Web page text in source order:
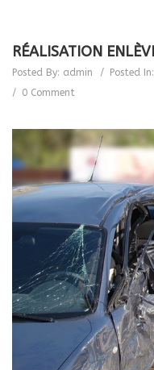
RÉALISATION
Posted By: admin Posted In:
0 Comment